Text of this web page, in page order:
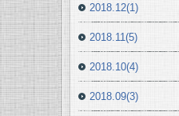
2018.12(1)
2018.11(5)
2018.10(4)
2018.09(3)